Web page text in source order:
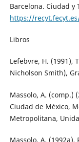
Barcelona. Ciudad y
https://
Libros
Lefebvre, H. (1991),
Nicholson Smith),
Massolo, A. (comp.)
Ciudad de México,
Metropolitana,
Massolo, A.